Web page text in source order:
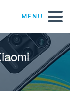
MENU